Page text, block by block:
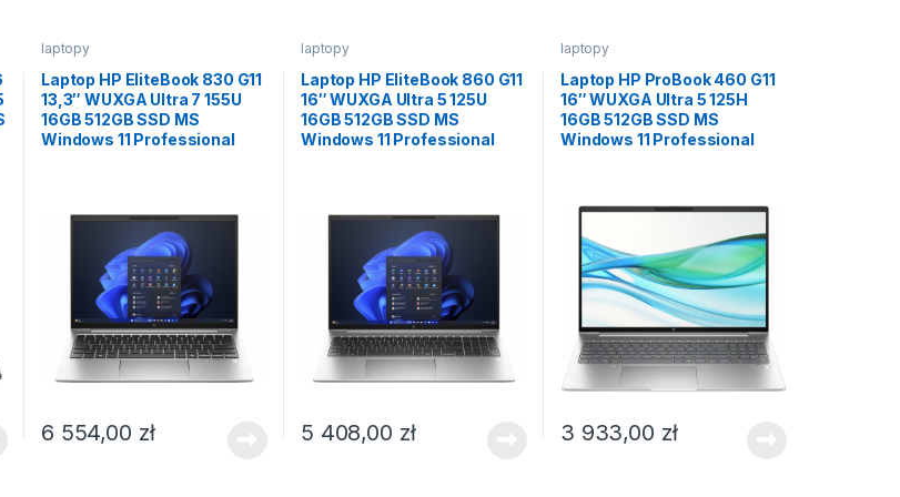
laptopy
Laptop HP EliteBook 830 G11
13,3″ WUXGA Ultra 7 155U
16GB 512GB SSD MS
Windows 11 Professional
6 554,00 zł
laptopy
Laptop HP EliteBook 860 G11
16″ WUXGA Ultra 5 125U
16GB 512GB SSD MS
Windows 11 Professional
5 408,00 zł
laptopy
Laptop HP ProBook 460 G11
16″ WUXGA Ultra 5 125H
16GB 512GB SSD MS
Windows 11 Professional
3 933,00 zł